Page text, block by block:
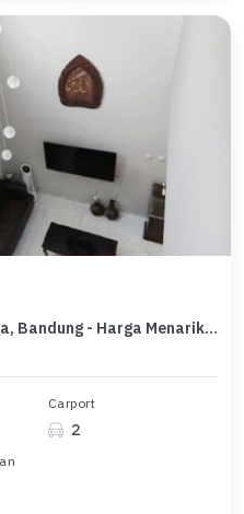
Rumah Area Premium Ciwaruga, Bandung - Harga Menarik 2,6 Miliar
Carport
2